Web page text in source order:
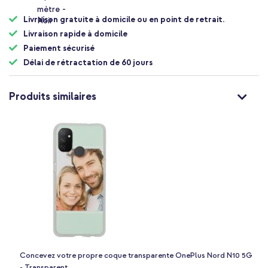
Livraison gratuite à domicile ou en point de retrait.
Livraison rapide à domicile
Paiement sécurisé
Délai de rétractation de 60 jours
Produits similaires
Concevez votre propre coque transparente OnePlus Nord N10 5G